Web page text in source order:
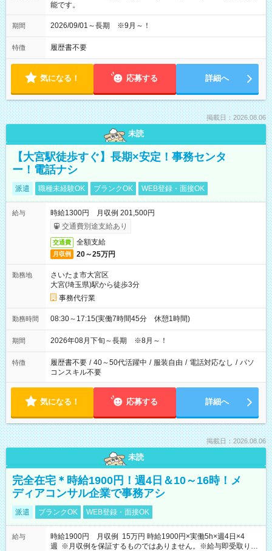
能です。
期間 2026/09/01～長期 ※9月～！
特徴 履歴書不要
気になる！ 応募する 詳細へ
掲載日：2026.08.06
未読
【大宮駅徒歩すぐ】長期×安定！事務センタ
ー！電話ナシ
派遣 職種未経験OK ブランクOK WEB登録・面接OK
給与
時給1300円 月収例 201,500円
交通費別途支給あり
交通費 全額支給
月収例 20～25万円
勤務地
さいたま市大宮区
大宮(埼玉県)駅から徒歩3分
事務代行業
勤務時間 08:30～17:15(実働7時間45分 休憩1時間)
期間 2026年08月下旬～長期 ※8月～！
特徴 履歴書不要 / 40～50代活躍中 / 服装自由 / 電話対応なし / パソ
コンスキル不要
気になる！ 応募する 詳細へ
掲載日：2026.08.06
未読
完全在宅＊時給1900円！週4日＆10～16時！メ
ディアコンサル企業で事務アシ
派遣 ブランクOK WEB登録・面接OK
給与
時給1900円 月収例 15万円 時給1900円×実働5h×週4日×4
週 ※月収例を保証するものではありません。※給与即受取りサ